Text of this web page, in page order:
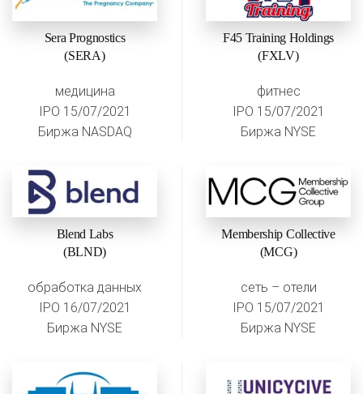
Sera Prognostics
(SERA)
медицина
IPO 15/07/2021
Биржа NASDAQ
F45 Training Holdings
(FXLV)
фитнес
IPO 15/07/2021
Биржа NYSE
Blend Labs
(BLND)
обработка данных
IPO 16/07/2021
Биржа NYSE
Membership Collective
(MCG)
сеть – отели
IPO 15/07/2021
Биржа NYSE